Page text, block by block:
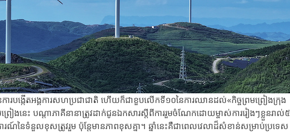
រ​បង្កើត​អង្គការ​សហប្រជាជាតិ ហើយ​ក៏​ជា​ខួប​លើក​ទី​១០​នៃ​ការ​ឈាន​ដល់​«កិច្ច​ព្រម​ព្រៀង​ក្រុង​
រៀង​នេះ បណ្តា​ភាគី​នានា​ត្រូវ​ដាក់​ជូន​ឯកសារ​ស្តីពី​ការ​រួម​ចំណែក​ដោយ​ម្ចាស់​ការ​រៀង​ៗ​ខ្លួន​រាល់​៥​
រណ៍នៃទំនួលខុសត្រូវរួម ប៉ុន្តែមាន​ភាព​ខុសគ្នា។ ឆ្នាំ​នេះ​គឺ​ជា​ពេល​វេលាដ៏សំខាន់​សម្រាប់​ប្រទេស​